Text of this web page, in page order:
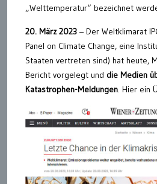
„Welttemperatur“ bezeichnet
20. März 2023 – Der Weltklimarat
Panel on Climate Change, eine
Staaten vertreten sind) hat heute,
Bericht vorgelegt und die Medien
Katastrophen-Meldungen. Hier ein